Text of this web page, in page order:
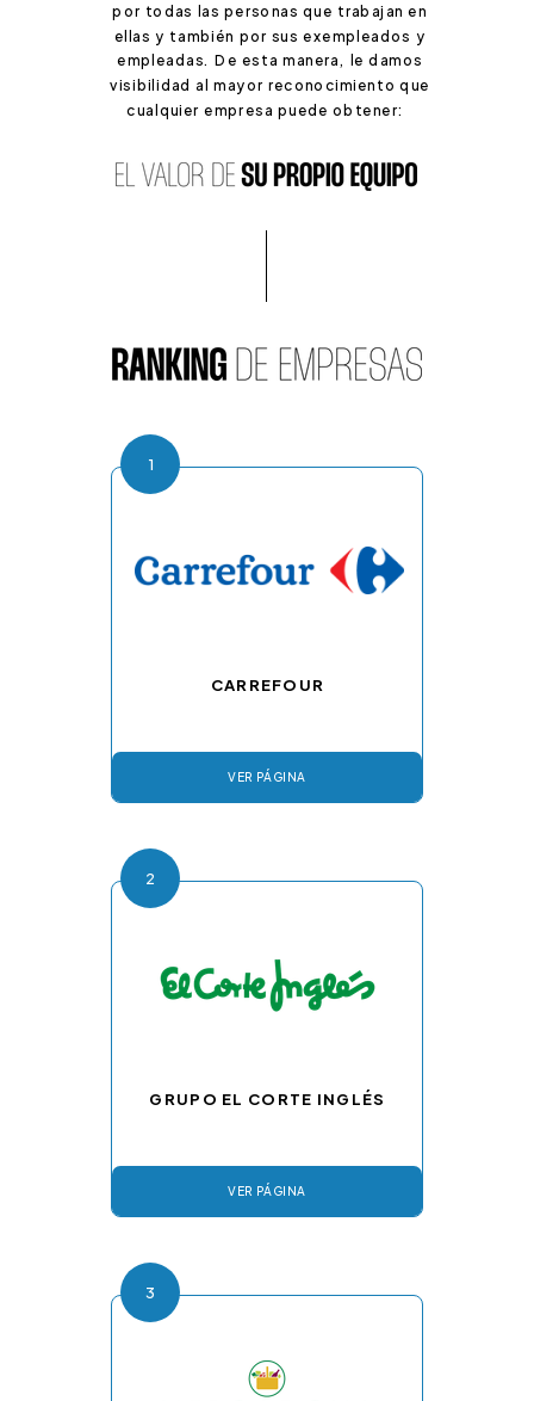
por todas las personas que trabajan en
ellas y también por sus exempleados y
empleadas. De esta manera, le damos
visibilidad al mayor reconocimiento que
cualquier empresa puede obtener:
GRUPO EL CORTE INGLÉS
VER PÁGINA
2
CARREFOUR
VER PÁGINA
1
3